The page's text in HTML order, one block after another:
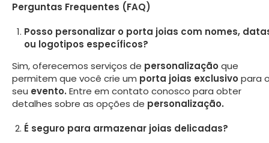
Perguntas Frequentes (FAQ)
Posso personalizar o porta joias com nomes,
ou logotipos específicos?
Sim, oferecemos serviços de personalizaçãoque
permitem que você crie um porta joias exclusivopara
seu evento. Entre em contato conosco para obter
detalhes sobre as opções de personalização.
É seguro para armazenar joias delicadas?